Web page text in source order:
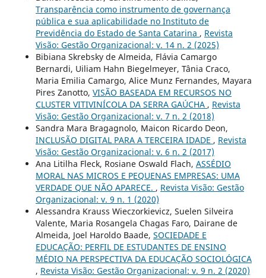
Transparência como instrumento de governança
pública e sua aplicabilidade no Instituto de
Previdência do Estado de Santa Catarina , Revista
Visão: Gestão Organizacional: v. 14 n. 2 (2025)
Bibiana Skrebsky de Almeida, Flávia Camargo
Bernardi, Uiliam Hahn Biegelmeyer, Tânia Craco,
Maria Emilia Camargo, Alice Munz Fernandes, Mayara
Pires Zanotto, VISÃO BASEADA EM RECURSOS NO
CLUSTER VITIVINÍCOLA DA SERRA GAÚCHA , Revista
Visão: Gestão Organizacional: v. 7 n. 2 (2018)
Sandra Mara Bragagnolo, Maicon Ricardo Deon,
INCLUSÃO DIGITAL PARA A TERCEIRA IDADE , Revista
Visão: Gestão Organizacional: v. 6 n. 2 (2017)
Ana Litilha Fleck, Rosiane Oswald Flach, ASSÉDIO
MORAL NAS MICROS E PEQUENAS EMPRESAS: UMA
VERDADE QUE NÃO APARECE. , Revista Visão: Gestão
Organizacional: v. 9 n. 1 (2020)
Alessandra Krauss Wieczorkievicz, Suelen Silveira
Valente, Maria Rosangela Chagas Faro, Dairane de
Almeida, Joel Haroldo Baade, SOCIEDADE E
EDUCAÇÃO: PERFIL DE ESTUDANTES DE ENSINO
MÉDIO NA PERSPECTIVA DA EDUCAÇÃO SOCIOLÓGICA
, Revista Visão: Gestão Organizacional: v. 9 n. 2 (2020)